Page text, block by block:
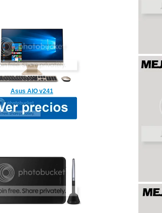
Asus AIO v241